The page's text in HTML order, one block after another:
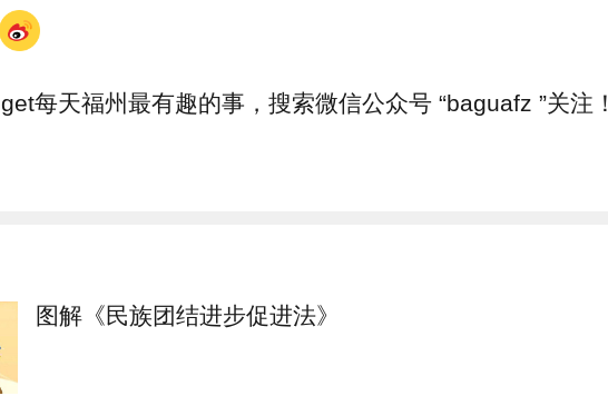
get每天福州最有趣的事，搜索微信公众号 “baguafz ”关注！
图解《民族团结进步促进法》